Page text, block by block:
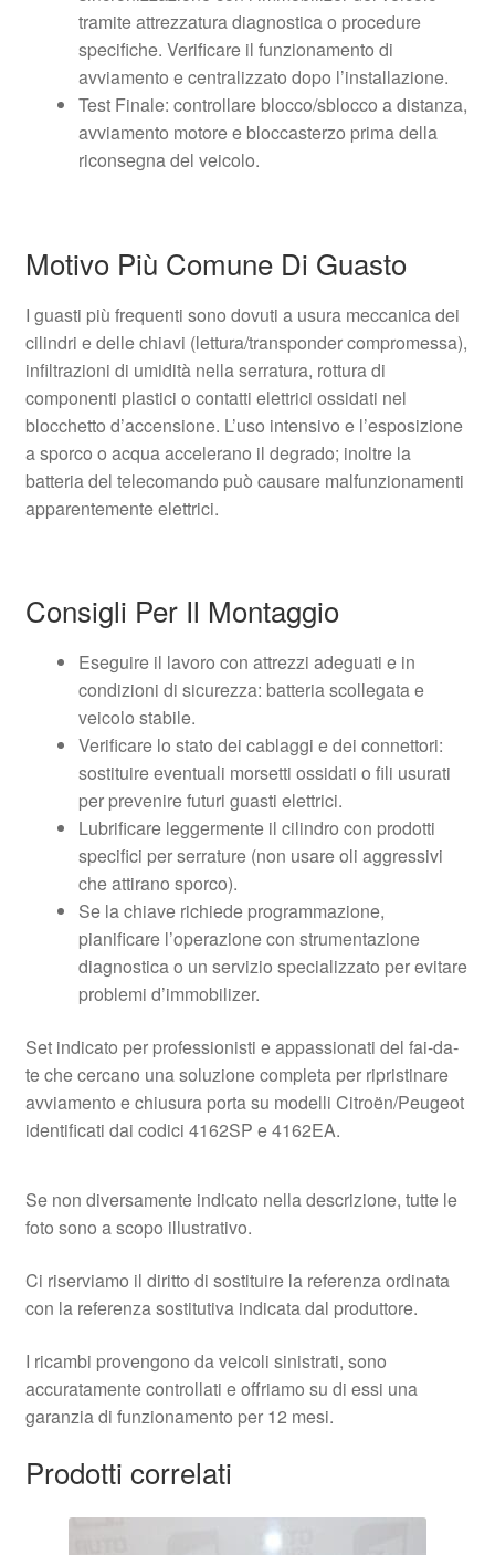
tramite attrezzatura diagnostica o procedure
specifiche. Verificare il funzionamento di
avviamento e centralizzato dopo l’installazione.
Test Finale: controllare blocco/sblocco a distanza,
avviamento motore e bloccasterzo prima della
riconsegna del veicolo.
Motivo Più Comune Di Guasto
I guasti più frequenti sono dovuti a usura meccanica dei
cilindri e delle chiavi (lettura/transponder compromessa),
infiltrazioni di umidità nella serratura, rottura di
componenti plastici o contatti elettrici ossidati nel
blocchetto d’accensione. L’uso intensivo e l’esposizione
a sporco o acqua accelerano il degrado; inoltre la
batteria del telecomando può causare malfunzionamenti
apparentemente elettrici.
Consigli Per Il Montaggio
Eseguire il lavoro con attrezzi adeguati e in
condizioni di sicurezza: batteria scollegata e
veicolo stabile.
Verificare lo stato dei cablaggi e dei connettori:
sostituire eventuali morsetti ossidati o fili usurati
per prevenire futuri guasti elettrici.
Lubrificare leggermente il cilindro con prodotti
specifici per serrature (non usare oli aggressivi
che attirano sporco).
Se la chiave richiede programmazione,
pianificare l’operazione con strumentazione
diagnostica o un servizio specializzato per evitare
problemi d’immobilizer.
Set indicato per professionisti e appassionati del fai-da-
te che cercano una soluzione completa per ripristinare
avviamento e chiusura porta su modelli Citroën/Peugeot
identificati dai codici 4162SP e 4162EA.
Se non diversamente indicato nella descrizione, tutte le
foto sono a scopo illustrativo.
Ci riserviamo il diritto di sostituire la referenza ordinata
con la referenza sostitutiva indicata dal produttore.
I ricambi provengono da veicoli sinistrati, sono
accuratamente controllati e offriamo su di essi una
garanzia di funzionamento per 12 mesi.
Prodotti correlati